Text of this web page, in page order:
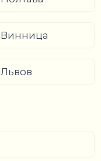
Винница
Львов